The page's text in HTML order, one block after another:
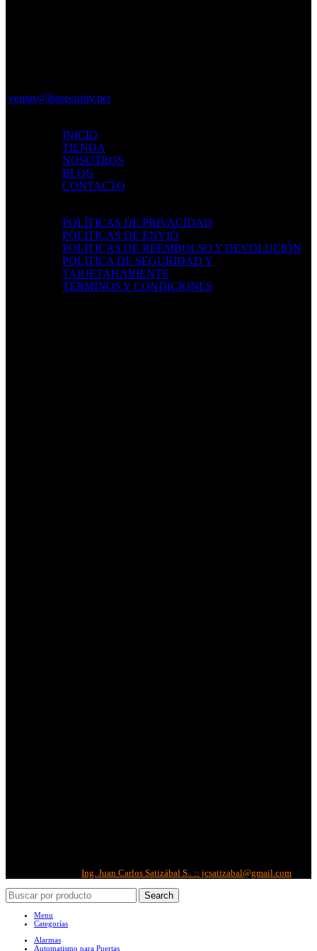
ventas@ibssecurity.net
INICIO
TIENDA
NOSOTROS
BLOG
CONTACTO
POLÍTICAS DE PRIVACIDAD
POLÍTICAS DE ENVIÓ
POLÍTICAS DE REEMBOLSO Y DEVOLUCIÓN
POLITICA DE SEGURIDAD Y
TARJETAHABIENTE
TÉRMINOS Y CONDICIONES
Ing. Juan Carlos Satizábal S.. :: jcsatizabal@gmail.com
Search
Menu
Categorías
Alarmas
Automatismo para Puertas